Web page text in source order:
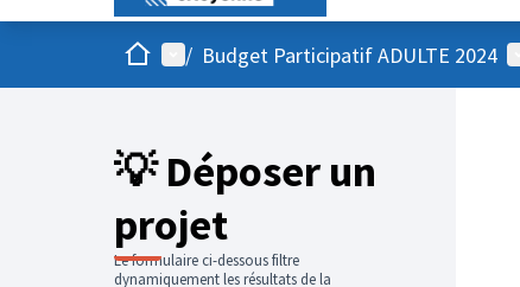
AccueilMenu principal
/ Budget Participatif ADULTE 2024
💡 Déposer un
projet
Le formulaire ci-dessous filtre
dynamiquement les résultats de la